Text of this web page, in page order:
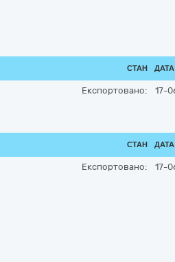
СТАН
Експортовано: 17-
СТАН
Експортовано: 17-